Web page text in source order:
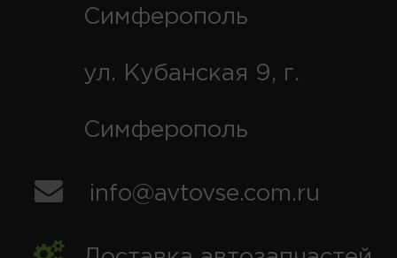
Симферополь
ул. Кубанская 9, г.
Симферополь
info@avtovse.com.ru